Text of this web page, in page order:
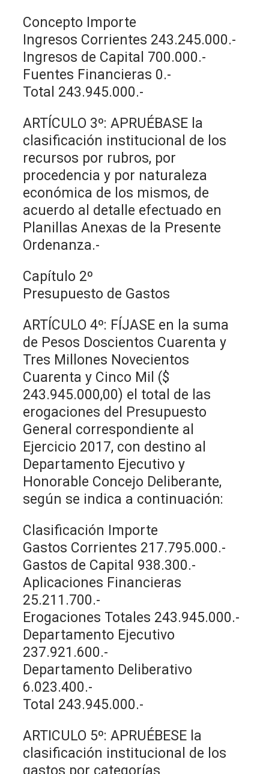
Concepto Importe
Ingresos Corrientes 243.245.000.-
Ingresos de Capital 700.000.-
Fuentes Financieras 0.-
Total 243.945.000.-
ARTÍCULO 3º: APRUÉBASE la
clasificación institucional de los
recursos por rubros, por
procedencia y por naturaleza
económica de los mismos, de
acuerdo al detalle efectuado en
Planillas Anexas de la Presente
Ordenanza.-
Capítulo 2º
Presupuesto de Gastos
ARTÍCULO 4º: FÍJASE en la suma
de Pesos Doscientos Cuarenta y
Tres Millones Novecientos
Cuarenta y Cinco Mil ($
243.945.000,00) el total de las
erogaciones del Presupuesto
General correspondiente al
Ejercicio 2017, con destino al
Departamento Ejecutivo y
Honorable Concejo Deliberante,
según se indica a continuación:
Clasificación Importe
Gastos Corrientes 217.795.000.-
Gastos de Capital 938.300.-
Aplicaciones Financieras
25.211.700.-
Erogaciones Totales 243.945.000.-
Departamento Ejecutivo
237.921.600.-
Departamento Deliberativo
6.023.400.-
Total 243.945.000.-
ARTICULO 5º: APRUÉBESE la
clasificación institucional de los
gastos por categorías